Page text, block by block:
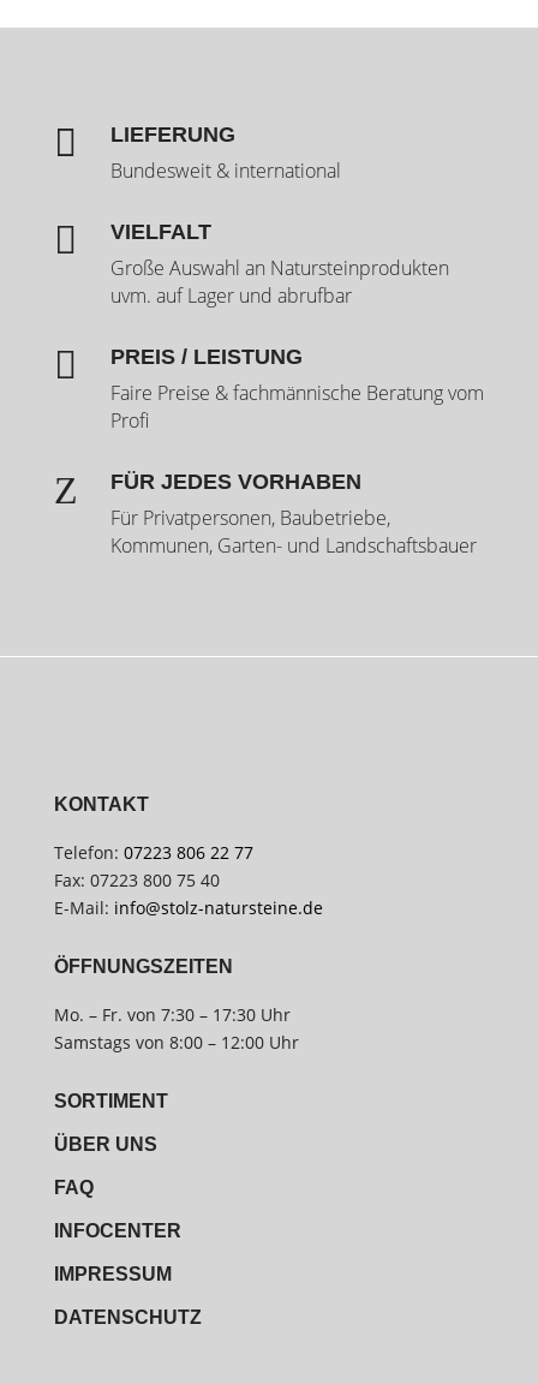
 LIEFERUNG
Bundesweit & international
 VIELFALT
Große Auswahl an Natursteinprodukten
uvm. auf Lager und abrufbar
 PREIS / LEISTUNG
Faire Preise & fachmännische Beratung vom
Profi
Z FÜR JEDES VORHABEN
Für Privatpersonen, Baubetriebe,
Kommunen, Garten- und Landschaftsbauer
KONTAKT
Telefon: 07223 806 22 77
Fax: 07223 800 75 40
E-Mail: info@stolz-natursteine.de
ÖFFNUNGSZEITEN
Mo. – Fr. von 7:30 – 17:30 Uhr
Samstags von 8:00 – 12:00 Uhr
SORTIMENT
ÜBER UNS
FAQ
INFOCENTER
IMPRESSUM
DATENSCHUTZ